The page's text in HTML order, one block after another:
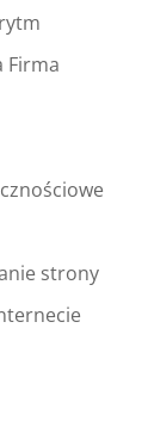
Firma
strony